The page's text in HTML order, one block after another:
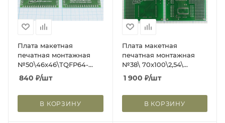
Плата макетная
печатная монтажная
№50\46x46\TQFP64-
12x12/0,5-SQFP64-7x;
плата монтаж
12x12/0,5-SQFP64-7x
840 ₽/шт
В КОРЗИНУ
Плата макетная
печатная монтажная
№38\ 70x100\2,54\
4отв\PIC16F73\; плата
монтаж №38\
4отв\PIC16F73\
1 900 ₽/шт
В КОРЗИНУ